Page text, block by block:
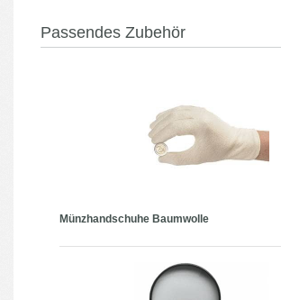
Passendes Zubehör
Münzhandschuhe Baumwolle